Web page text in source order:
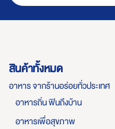
สินค้าทั้งหมด
อาหาร จากร้านอร่อยทั่วประเทศ
อาหารถิ่น ฟินถึงบ้าน
อาหารเพื่อสุขภาพ